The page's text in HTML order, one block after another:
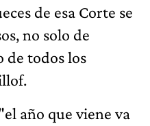
de esa Corte se
no solo de
de todos los
año que viene va